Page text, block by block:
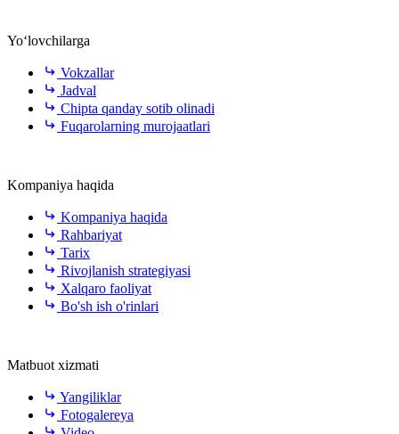
Yo‘lovchilarga
Vokzallar
Jadval
Chipta qanday sotib olinadi
Fuqarolarning murojaatlari
Kompaniya haqida
Kompaniya haqida
Rahbariyat
Tarix
Rivojlanish strategiyasi
Xalqaro faoliyat
Bo'sh ish o'rinlari
Matbuot xizmati
Yangiliklar
Fotogalereya